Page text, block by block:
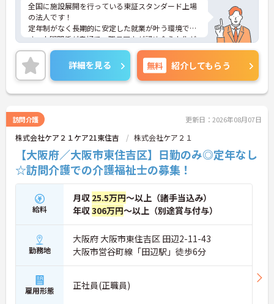
全国に施設展開を行っている東証スタンダード上場
の法人です！
定年制がなく長期的に安定した就業が叶う環境で
す。人間関係が良好で、職員同士が認め合う文化が
根付いています。
ご興味のある方には、面接対策ポイントなど、さら
に詳細をご案内しますのでお気軽にご相談くださ
い！
詳細を見る 無料 紹介してもらう
訪問介護 更新日：2026年08月07日
株式会社ケア２１ケア21東住吉 株式会社ケア２１
【大阪府／大阪市東住吉区】日勤のみ◎定年なし
☆訪問介護での介護福祉士の募集！
給料
月収 25.5万円～以上（諸手当込み）
年収306万円～以上（別途賞与付与）
勤務地
大阪府 大阪市東住吉区 田辺2-11-43
大阪市営谷町線「田辺駅」徒歩6分
雇用形態 正社員(正職員)